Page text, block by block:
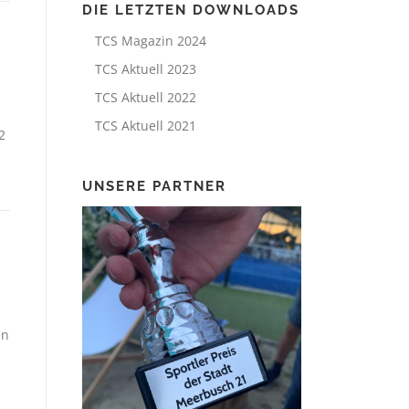
DIE LETZTEN DOWNLOADS
TCS Magazin 2024
TCS Aktuell 2023
TCS Aktuell 2022
TCS Aktuell 2021
UNSERE PARTNER